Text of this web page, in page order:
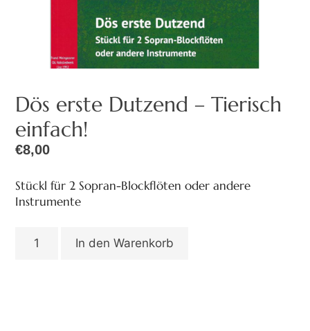
Dös erste Dutzend – Tierisch
einfach!
€8,00
Stückl für 2 Sopran-Blockflöten oder andere
Instrumente
In den Warenkorb